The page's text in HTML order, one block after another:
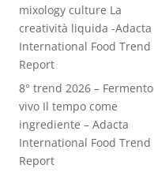
mixology culture La
creatività liquida -Adacta
International Food Trend
Report
8° trend 2026 – Fermento
vivo Il tempo come
ingrediente – Adacta
International Food Trend
Report